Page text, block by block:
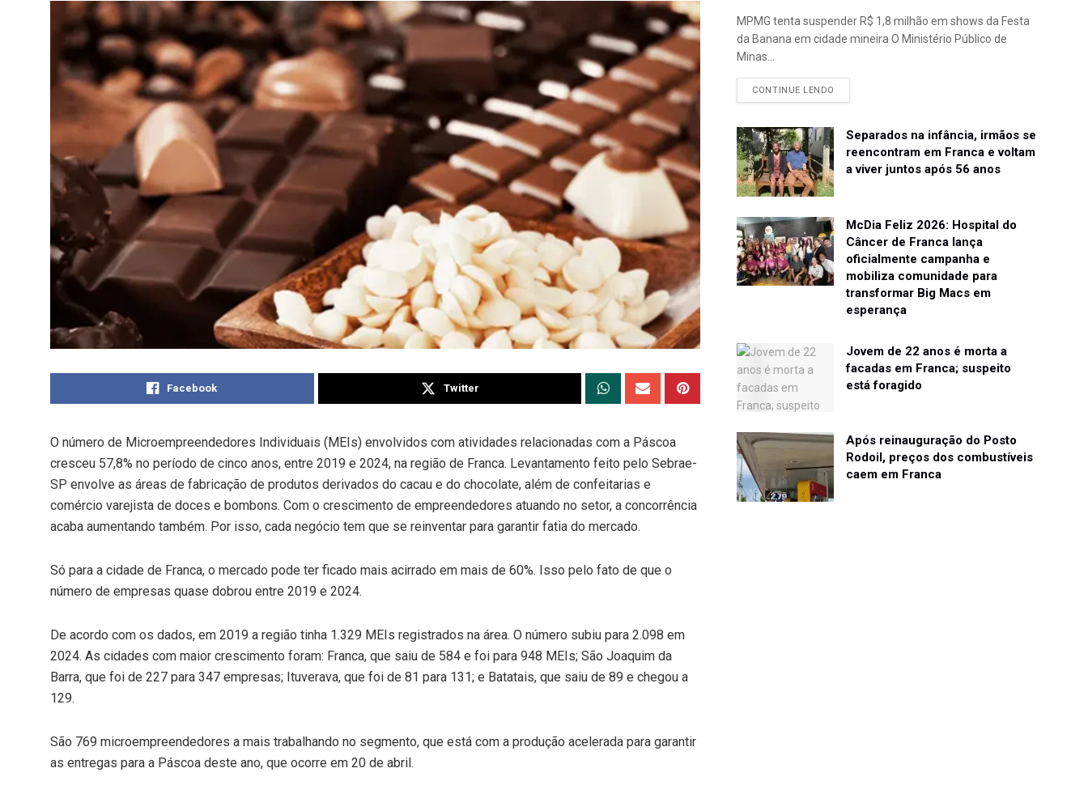
Facebook Twitter
O número de Microempreendedores Individuais (MEIs) envolvidos com atividades relacionadas com a Páscoa
cresceu 57,8% no período de cinco anos, entre 2019 e 2024, na região de Franca. Levantamento feito pelo Sebrae-
SP envolve as áreas de fabricação de produtos derivados do cacau e do chocolate, além de confeitarias e
comércio varejista de doces e bombons. Com o crescimento de empreendedores atuando no setor, a concorrência
acaba aumentando também. Por isso, cada negócio tem que se reinventar para garantir fatia do mercado.
Só para a cidade de Franca, o mercado pode ter ficado mais acirrado em mais de 60%. Isso pelo fato de que o
número de empresas quase dobrou entre 2019 e 2024.
De acordo com os dados, em 2019 a região tinha 1.329 MEIs registrados na área. O número subiu para 2.098 em
2024. As cidades com maior crescimento foram: Franca, que saiu de 584 e foi para 948 MEIs; São Joaquim da
Barra, que foi de 227 para 347 empresas; Ituverava, que foi de 81 para 131; e Batatais, que saiu de 89 e chegou a
129.
São 769 microempreendedores a mais trabalhando no segmento, que está com a produção acelerada para garantir
as entregas para a Páscoa deste ano, que ocorre em 20 de abril.
MPMG tenta suspender R$ 1,8 milhão em shows da Festa
da Banana em cidade mineira O Ministério Público de
Minas...
CONTINUE LENDO
Separados na infância, irmãos se
reencontram em Franca e voltam
a viver juntos após 56 anos
McDia Feliz 2026: Hospital do
Câncer de Franca lança
oficialmente campanha e
mobiliza comunidade para
transformar Big Macs em
esperança
Jovem de 22 anos é morta a
facadas em Franca; suspeito
está foragido
Após reinauguração do Posto
Rodoil, preços dos combustíveis
caem em Franca